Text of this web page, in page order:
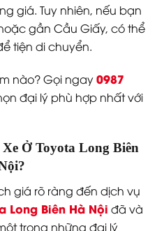
giá. Tuy nhiên, nếu bạn
gần Cầu Giấy, có thể
tiện di chuyển.
nào? Gọi ngay0987
đại lý phù hợp nhất với
Ở Toyota Long Biên
giá rõ ràng đến dịch vụ
Long Biên Hà Nội đã và
trong những đại lý